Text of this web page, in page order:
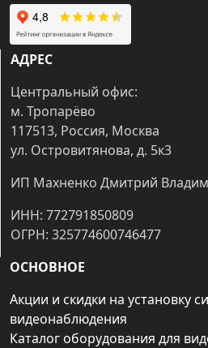
АДРЕС
Центральный офис:
м. Тропарёво
117513, Россия, Москва
ул. Островитянова, д. 5к3
ИП Махненко Дмитрий
ИНН: 772791850809
ОГРН: 325774600746477
ОСНОВНОЕ
Акции и скидки на установку
видеонаблюдения
Каталог оборудования для